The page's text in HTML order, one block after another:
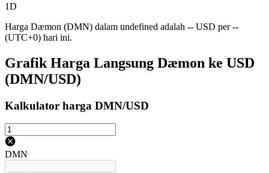
1D
Harga Dæmon (DMN) dalam undefined adalah -- USD per --
(UTC+0) hari ini.
Grafik Harga Langsung Dæmon ke USD
(DMN/USD)
Kalkulator harga DMN/USD
DMN